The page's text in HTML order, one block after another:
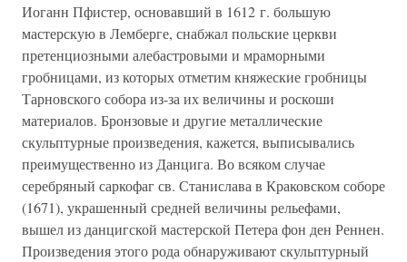
Иоганн Пфистер, основавший в 1612 г. большую
мастерскую в Лемберге, снабжал польские церкви
претенциозными алебастровыми и мраморными
гробницами, из которых отметим княжеские гробницы
Тарновского собора из-за их величины и роскоши
материалов. Бронзовые и другие металлические
скульптурные произведения, кажется, выписывались
преимущественно из Данцига. Во всяком случае
серебряный саркофаг св. Станислава в Краковском соборе
(1671), украшенный средней величины рельефами,
вышел из данцигской мастерской Петера фон ден Реннен.
Произведения этого рода обнаруживают скульптурный